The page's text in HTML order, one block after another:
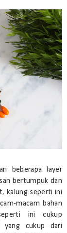
beberapa layer
bertumpuk dan
kalung seperti ini
macam bahan
ini cukup
yang cukup dari